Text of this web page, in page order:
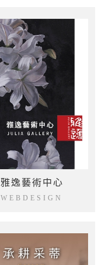
雅逸藝術中心
WEBDESIGN